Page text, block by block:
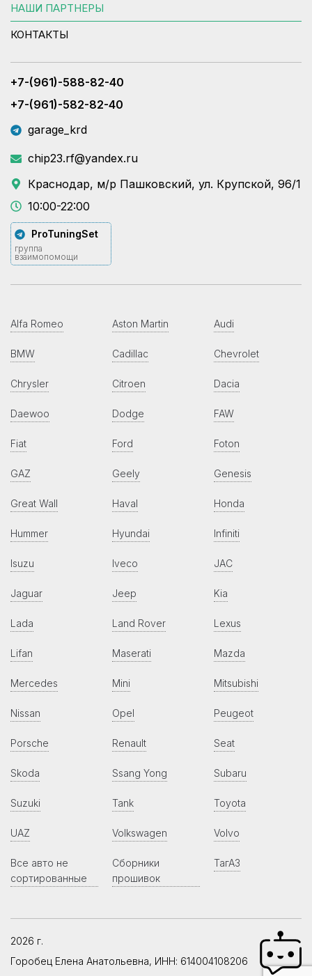
НАШИ ПАРТНЕРЫ
КОНТАКТЫ
+7-(961)-588-82-40
+7-(961)-582-82-40
garage_krd
chip23.rf@yandex.ru
Краснодар, м/р Пашковский, ул. Крупской, 96/1
10:00-22:00
ProTuningSet
группа
взаимопомощи
Alfa Romeo Aston Martin Audi
BMW Cadillac Chevrolet
Chrysler Citroen Dacia
Daewoo Dodge FAW
Fiat Ford Foton
GAZ Geely Genesis
Great Wall Haval Honda
Hummer Hyundai Infiniti
Isuzu Iveco JAC
Jaguar Jeep Kia
Lada Land Rover Lexus
Lifan Maserati Mazda
Mercedes Mini Mitsubishi
Nissan Opel Peugeot
Porsche Renault Seat
Skoda Ssang Yong Subaru
Suzuki Tank Toyota
UAZ Volkswagen Volvo
Все авто не
сортированные
Сборники
прошивок
ТагАЗ
2026 г.
Горобец Елена Анатольевна, ИНН: 614004108206